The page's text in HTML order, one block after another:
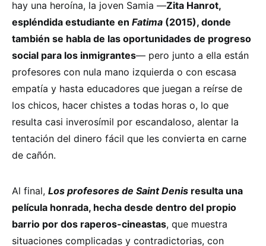
hay una heroína, la joven Samia —Zita Hanrot,
espléndida estudiante en Fatima (2015), donde
también se habla de las oportunidades de progreso
social para los inmigrantes— pero junto a ella están
profesores con nula mano izquierda o con escasa
empatía y hasta educadores que juegan a reírse de
los chicos, hacer chistes a todas horas o, lo que
resulta casi inverosímil por escandaloso, alentar la
tentación del dinero fácil que les convierta en carne
de cañón.
Al final, Los profesores de Saint Denis resulta una
película honrada, hecha desde dentro del propio
barrio por dos raperos-cineastas, que muestra
situaciones complicadas y contradictorias, con